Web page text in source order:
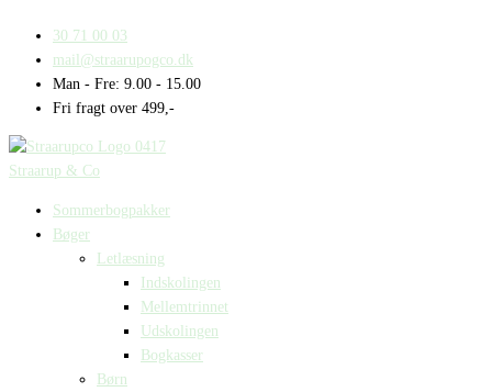
indholdet
30 71 00 03
mail@straarupogco.dk
Man - Fre: 9.00 - 15.00
Fri fragt over 499,-
Straarup & Co
Sommerbogpakker
Bøger
Letlæsning
Indskolingen
Mellemtrinnet
Udskolingen
Bogkasser
Børn